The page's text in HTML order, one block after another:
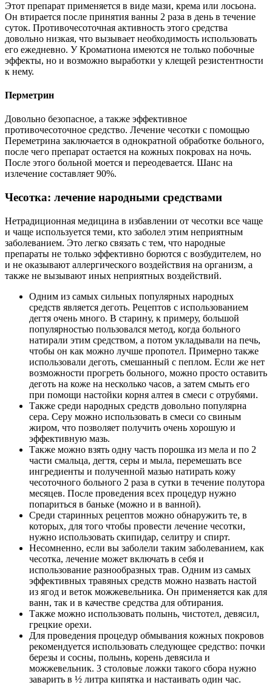
Этот препарат применяется в виде мази, крема или лосьона.
Он втирается после принятия ванны 2 раза в день в течение
суток. Противочесоточная активность этого средства
довольно низкая, что вызывает необходимость использовать
его ежедневно. У Кроматиона имеются не только побочные
эффекты, но и возможно выработки у клещей резистентности
к нему.
Перметрин
Довольно безопасное, а также эффективное
противочесоточное средство. Лечение чесотки с помощью
Переметрина заключается в однократной обработке больного,
после чего препарат остается на кожных покровах на ночь.
После этого больной моется и переодевается. Шанс на
излечение составляет 90%.
Чесотка: лечение народными средствами
Нетрадиционная медицина в избавлении от чесотки все чаще
и чаще используется теми, кто заболел этим неприятным
заболеванием. Это легко связать с тем, что народные
препараты не только эффективно борются с возбудителем, но
и не оказывают аллергического воздействия на организм, а
также не вызывают иных неприятных воздействий.
Одним из самых сильных популярных народных
средств является деготь. Рецептов с использованием
дегтя очень много. В старину, к примеру, большой
популярностью пользовался метод, когда больного
натирали этим средством, а потом укладывали на печь,
чтобы он как можно лучше пропотел. Примерно также
использовали деготь, смешанный с пеплом. Если же нет
возможности прогреть больного, можно просто оставить
деготь на коже на несколько часов, а затем смыть его
при помощи настойки корня алтея в смеси с отрубями.
Также среди народных средств довольно популярна
сера. Серу можно использовать в смеси со свиным
жиром, что позволяет получить очень хорошую и
эффективную мазь.
Также можно взять одну часть порошка из мела и по 2
части смальца, дегтя, серы и мыла, перемешать все
ингредиенты и полученной мазью натирать кожу
чесоточного больного 2 раза в сутки в течение полутора
месяцев. После проведения всех процедур нужно
попариться в баньке (можно и в ванной).
Среди старинных рецептов можно обнаружить те, в
которых, для того чтобы провести лечение чесотки,
нужно использовать скипидар, селитру и спирт.
Несомненно, если вы заболели таким заболеванием, как
чесотка, лечение может включать в себя и
использование разнообразных трав. Одним из самых
эффективных травяных средств можно назвать настой
из ягод и веток можжевельника. Он применяется как для
ванн, так и в качестве средства для обтирания.
Также можно использовать полынь, чистотел, девясил,
грецкие орехи.
Для проведения процедур обмывания кожных покровов
рекомендуется использовать следующее средство: почки
березы и сосны, полынь, корень девясила и
можжевельник. 3 столовые ложки такого сбора нужно
заварить в ½ литра кипятка и настаивать один час.